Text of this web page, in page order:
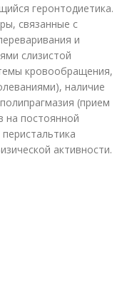
геронтодиетика.
связанные с
и
слизистой
кровообращения,
наличие
(прием
на постоянной
активности.